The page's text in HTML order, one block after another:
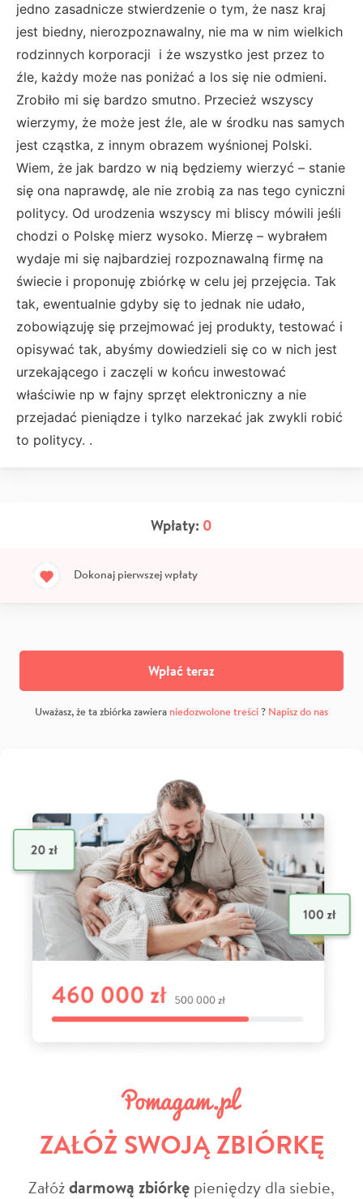
jedno zasadnicze stwierdzenie o tym, że nasz kraj
jest biedny, nierozpoznawalny, nie ma w nim wielkich
rodzinnych korporacji i że wszystko jest przez to
źle, każdy może nas poniżać a los się nie odmieni.
Zrobiło mi się bardzo smutno. Przecież wszyscy
wierzymy, że może jest źle, ale w środku nas samych
jest cząstka, z innym obrazem wyśnionej Polski.
Wiem, że jak bardzo w nią będziemy wierzyć – stanie
się ona naprawdę, ale nie zrobią za nas tego cyniczni
politycy. Od urodzenia wszyscy mi bliscy mówili jeśli
chodzi o Polskę mierz wysoko. Mierzę – wybrałem
wydaje mi się najbardziej rozpoznawalną firmę na
świecie i proponuję zbiórkę w celu jej przejęcia. Tak
tak, ewentualnie gdyby się to jednak nie udało,
zobowiązuję się przejmować jej produkty, testować i
opisywać tak, abyśmy dowiedzieli się co w nich jest
urzekającego i zaczęli w końcu inwestować
właściwie np w fajny sprzęt elektroniczny a nie
przejadać pieniądze i tylko narzekać jak zwykli robić
to politycy. .
Wpłaty: 0
Dokonaj pierwszej wpłaty
Wpłać teraz
Uważasz, że ta zbiórka zawiera niedozwolone treści? Napisz do nas
ZAŁÓŻ SWOJĄ ZBIÓRKĘ
Załóżdarmową zbiórkę pieniędzy dla siebie,